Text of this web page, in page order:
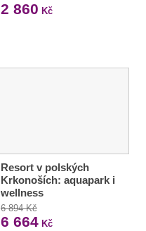
2 860 Kč
Resort v polských
Krkonoších: aquapark i
wellness
6 894 Kč
6 664Kč